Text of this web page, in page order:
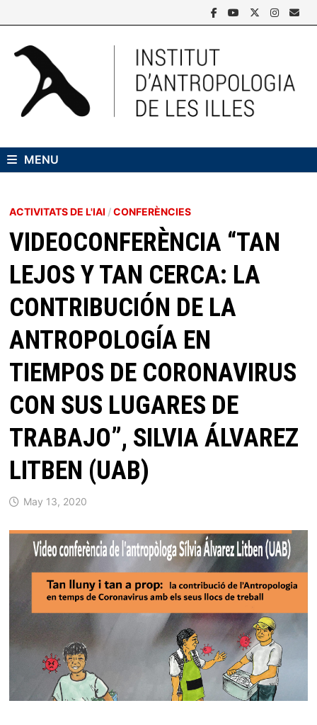
to
content
MENU
ACTIVITATS DE L'IAI /CONFERÈNCIES
VIDEOCONFERÈNCIA “TAN
LEJOS Y TAN CERCA: LA
CONTRIBUCIÓN DE LA
ANTROPOLOGÍA EN
TIEMPOS DE CORONAVIRUS
CON SUS LUGARES DE
TRABAJO”, SILVIA ÁLVAREZ
LITBEN (UAB)
May 13, 2020